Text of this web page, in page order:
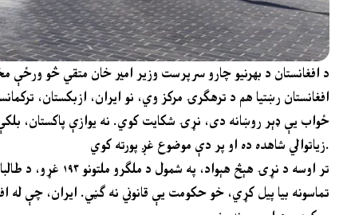
د افغانستان د بهرنيو چارو سرپرست وزير امير خان متقي څو
افغانستان رښتيا هم د ترهګرۍ مرکز وي، نو ايران، ازبکستان،
زياتوالي شاهده ده او پر دې موضوع غږ پورته کوي.
تر اوسه د نړۍ